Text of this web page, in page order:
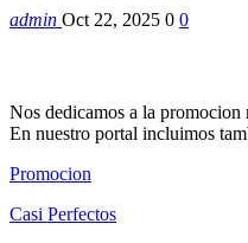
admin Oct 22, 2025 0 0
Nos dedicamos a la
En nuestro portal incluimos
Promocion
Casi Perfectos